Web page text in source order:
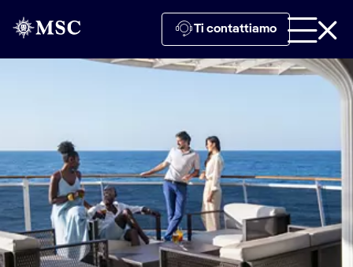
Ti contattiamo